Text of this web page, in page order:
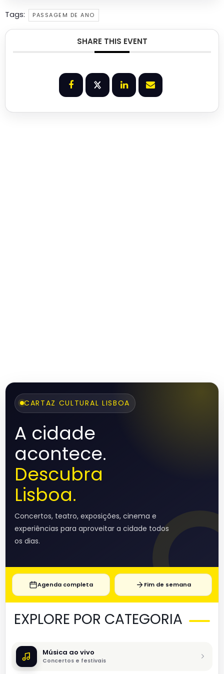
Tags: PASSAGEM DE ANO
SHARE THIS EVENT
CARTAZ CULTURAL LISBOA
A cidade
acontece.
Descubra
Lisboa.
Concertos, teatro, exposições, cinema e
experiências para aproveitar a cidade todos
os dias.
Agenda completa Fim de semana
EXPLORE POR CATEGORIA
Música ao vivo
Concertos e festivais